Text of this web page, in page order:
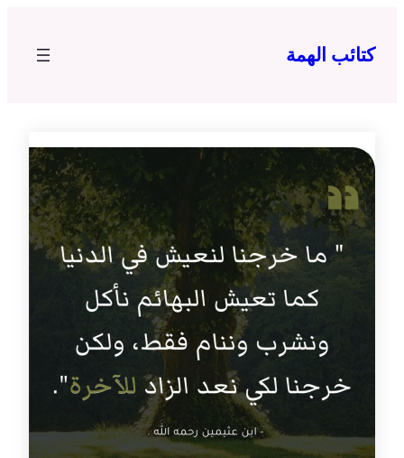
المحتوى
كتائب الهمة